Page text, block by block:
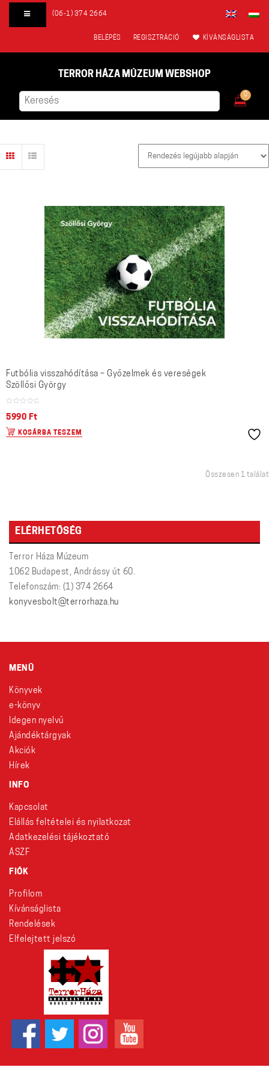
(06-1) 374 2664
BELÉPÉS REGISZTRÁCIÓ KÍVÁNSÁGLISTA
TERROR HÁZA MÚZEUM WEBSHOP
0
Futbólia visszahódítása – Győzelmek és vereségek
Szöllősi György
5990 Ft
KOSÁRBA TESZEM
Összesen 1 találat
ELÉRHETŐSÉG
Terror Háza Múzeum
1062 Budapest, Andrássy út 60.
Telefonszám: (1) 374 2664
konyvesbolt@terrorhaza.hu
MENÜ
Könyvek
e-könyv
Idegen nyelvű
Ajándéktárgyak
Akciók
Hírek
INFO
Kapcsolat
Elállás feltételei és nyilatkozat
Adatkezelési tájékoztató
ÁSZF
FIÓK
Profilom
Kívánságlista
Rendelések
Elfelejtett jelszó